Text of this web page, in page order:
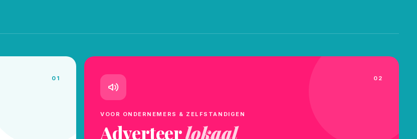
01 02
VOOR ONDERNEMERS & ZELFSTANDIGEN
Adverteerlokaal